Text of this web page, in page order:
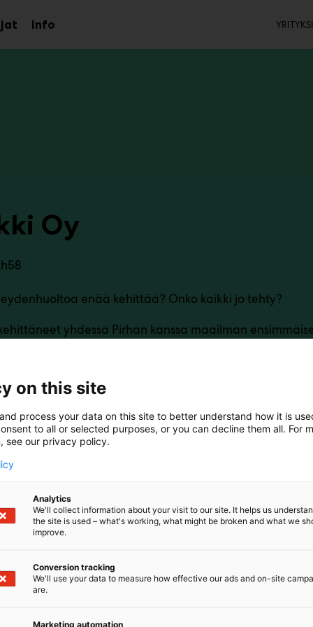
Avaa
alavalikko
InfoAvaa
alavalikko
Oy
enää kehittää? Onko kaikki jo tehty?
yhdessä Pirhan kanssa maailman
hoitoon suunnatun lääkinnällisen
Tarveperusteisessa hoidossa potilas saa hoidon silloin,
aikojen vapautuessa diabeteshoidon
huonossa hoitotasapainossa olevien potilaiden
Hoidon tehokkuus lisääntyy ja diabetekseen
vähentämään merkittävästi.
Istekissä erilaisia sovelluksia suomalaisen
lääkinnällisten laitteiden valmistajana.
täydentämään kehityksen ideasatoa!
on this site
process your data on this site to better understand how it is
to all or selected purposes, or you can decline them all. For
see our privacy policy.
Analytics
We'll collect information about your visit to our site. It helps us
the site is used – what's working, what might be broken and what we
improve.
Conversion tracking
We'll use your data to measure how effective our ads and on-site
are.
Marketing automation